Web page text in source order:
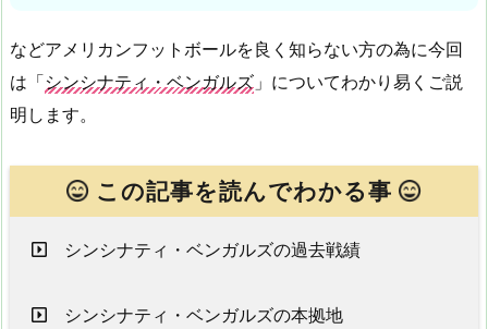
などアメリカンフットボールを良く知らない方の為に今回
は「シンシナティ・ベンガルズ 」についてわかり易くご説
明します。
この記事を読んでわかる事
シンシナティ・ベンガルズの過去戦績
シンシナティ・ベンガルズの本拠地